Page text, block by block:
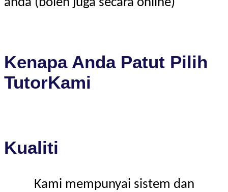
Kenapa Anda Patut Pilih
TutorKami
Kualiti
Kami mempunyai sistem dan